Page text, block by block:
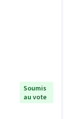
Soumis
au vote